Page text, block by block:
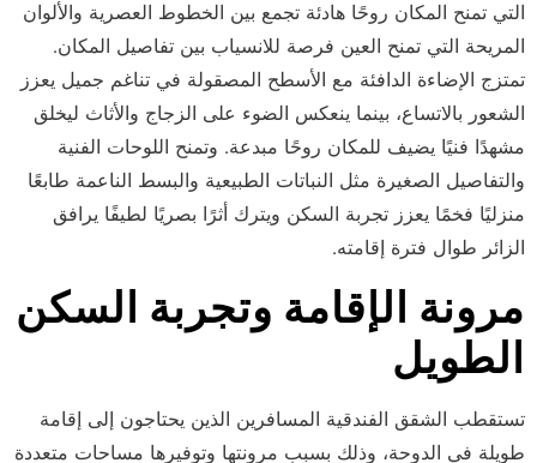
التي تمنح المكان روحًا هادئة تجمع بين الخطوط العصرية والألوان
المريحة التي تمنح العين فرصة للانسياب بين تفاصيل المكان.
تمتزج الإضاءة الدافئة مع الأسطح المصقولة في تناغم جميل يعزز
الشعور بالاتساع، بينما ينعكس الضوء على الزجاج والأثاث ليخلق
مشهدًا فنيًا يضيف للمكان روحًا مبدعة. وتمنح اللوحات الفنية
والتفاصيل الصغيرة مثل النباتات الطبيعية والبسط الناعمة طابعًا
منزليًا فخمًا يعزز تجربة السكن ويترك أثرًا بصريًا لطيفًا يرافق
الزائر طوال فترة إقامته.
مرونة الإقامة وتجربة السكن
الطويل
تستقطب الشقق الفندقية المسافرين الذين يحتاجون إلى إقامة
طويلة في الدوحة، وذلك بسبب مرونتها وتوفيرها مساحات متعددة